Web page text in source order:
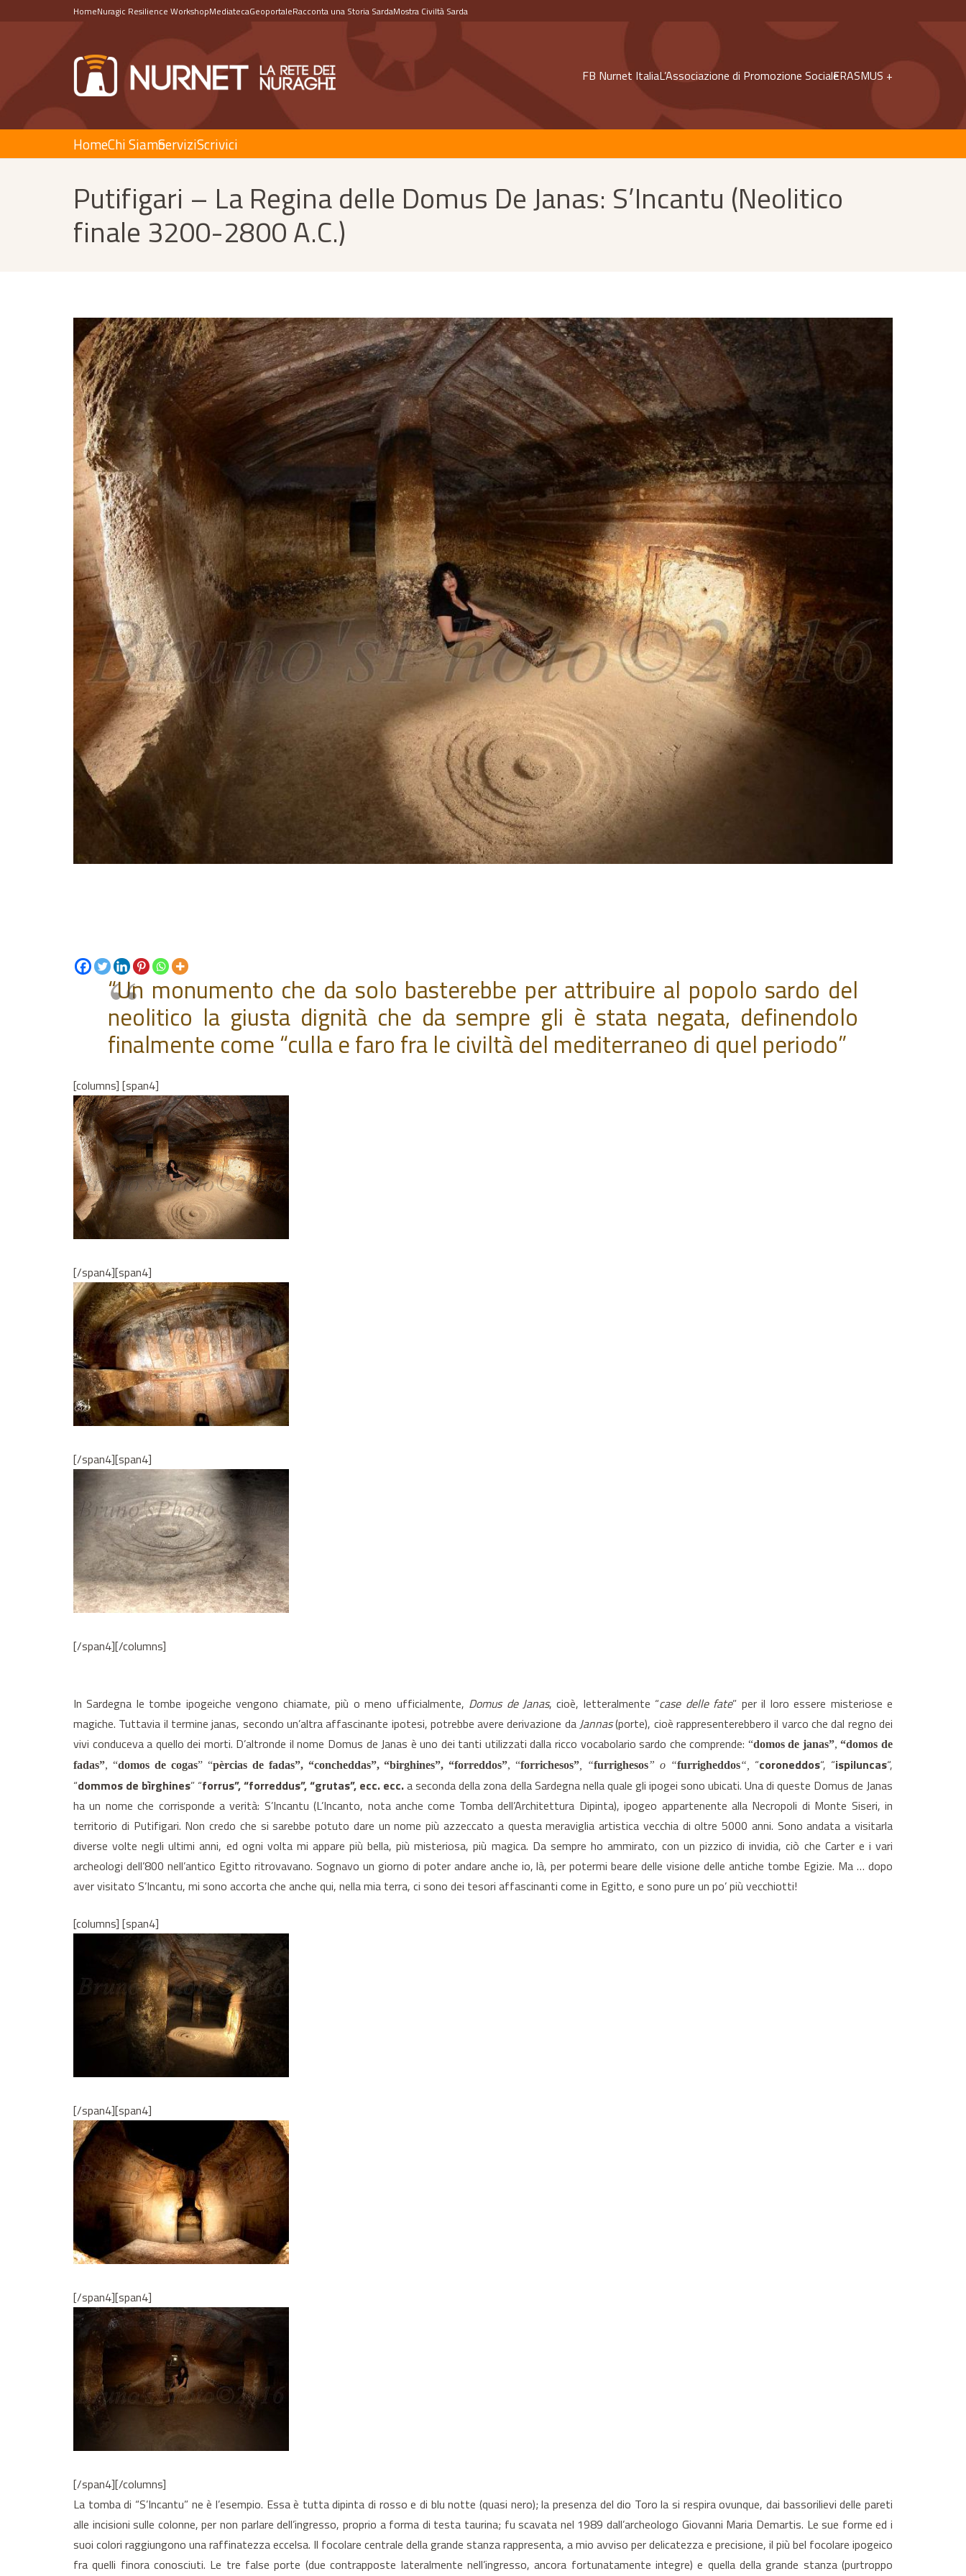
HomeNuragic Resilience WorkshopMediatecaGeoportaleRacconta una Storia SardaMostra Civiltà Sarda
FB Nurnet ItaliaL’Associazione di Promozione SocialeERASMUS +
HomeChi SiamoServiziScrivici
Putifigari – La Regina delle Domus De Janas: S’Incantu (Neolitico
finale 3200-2800 A.C.)
“Un monumento che da solo basterebbe per attribuire al popolo sardo del
neolitico la giusta dignità che da sempre gli è stata negata, definendolo
finalmente come “culla e faro fra le civiltà del mediterraneo di quel periodo”
[columns] [span4]
[/span4][span4]
[/span4][span4]
[/span4][/columns]
In Sardegna le tombe ipogeiche vengono chiamate, più o meno ufficialmente, Domus de Janas, cioè, letteralmente “case delle fate” per il loro essere misteriose e
magiche. Tuttavia il termine janas, secondo un’altra affascinante ipotesi, potrebbe avere derivazione daJannas(porte), cioè rappresenterebbero il varco che dal regno dei
vivi conduceva a quello dei morti. D’altronde il nome Domus de Janas è uno dei tanti utilizzati dalla ricco vocabolario sardo che comprende: “domos de janas”, “domos de
fadas”, “domos de cogas” “pèrcias de fadas”, “concheddas”, “birghines”, “forreddos”, “forrichesos”, “furrighesos” o “furrigheddos“, “coroneddos“, “ispiluncas“,
“dommos de bìrghines” “forrus”, “forreddus”, “grutas”, ecc. ecc.a seconda della zona della Sardegna nella quale gli ipogei sono ubicati. Una di queste Domus de Janas
ha un nome che corrisponde a verità: S’Incantu (L’Incanto, nota anche come Tomba dell’Architettura Dipinta), ipogeo appartenente alla Necropoli di Monte Siseri, in
territorio di Putifigari. Non credo che si sarebbe potuto dare un nome più azzeccato a questa meraviglia artistica vecchia di oltre 5000 anni. Sono andata a visitarla
diverse volte negli ultimi anni, ed ogni volta mi appare più bella, più misteriosa, più magica. Da sempre ho ammirato, con un pizzico di invidia, ciò che Carter e i vari
archeologi dell’800 nell’antico Egitto ritrovavano. Sognavo un giorno di poter andare anche io, là, per potermi beare delle visione delle antiche tombe Egizie. Ma … dopo
aver visitato S’Incantu, mi sono accorta che anche qui, nella mia terra, ci sono dei tesori affascinanti come in Egitto, e sono pure un po’ più vecchiotti!
[columns] [span4]
[/span4][span4]
[/span4][span4]
[/span4][/columns]
La tomba di “S’Incantu” ne è l’esempio. Essa è tutta dipinta di rosso e di blu notte (quasi nero); la presenza del dio Toro la si respira ovunque, dai bassorilievi delle pareti
alle incisioni sulle colonne, per non parlare dell’ingresso, proprio a forma di testa taurina; fu scavata nel 1989 dall’archeologo Giovanni Maria Demartis. Le sue forme ed i
suoi colori raggiungono una raffinatezza eccelsa. Il focolare centrale della grande stanza rappresenta, a mio avviso per delicatezza e precisione, il più bel focolare ipogeico
fra quelli finora conosciuti. Le tre false porte (due contrapposte lateralmente nell’ingresso, ancora fortunatamente integre) e quella della grande stanza (purtroppo